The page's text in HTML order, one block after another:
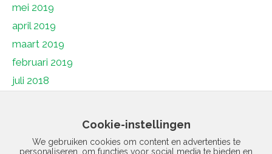
mei 2019
april 2019
maart 2019
februari 2019
juli 2018
Cookie-instellingen
We gebruiken cookies om content en advertenties te
personaliseren, om functies voor social media te bieden en